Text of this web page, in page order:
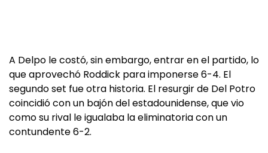
A Delpo le costó, sin embargo, entrar en el partido, lo
que aprovechó Roddick para imponerse 6-4. El
segundo set fue otra historia. El resurgir de Del Potro
coincidió con un bajón del estadounidense, que vio
como su rival le igualaba la eliminatoria con un
contundente 6-2.